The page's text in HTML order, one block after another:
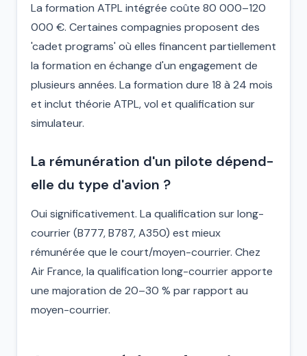
La formation ATPL intégrée coûte 80 000–120
000 €. Certaines compagnies proposent des
'cadet programs' où elles financent partiellement
la formation en échange d'un engagement de
plusieurs années. La formation dure 18 à 24 mois
et inclut théorie ATPL, vol et qualification sur
simulateur.
La rémunération d'un pilote dépend-
elle du type d'avion ?
Oui significativement. La qualification sur long-
courrier (B777, B787, A350) est mieux
rémunérée que le court/moyen-courrier. Chez
Air France, la qualification long-courrier apporte
une majoration de 20–30 % par rapport au
moyen-courrier.